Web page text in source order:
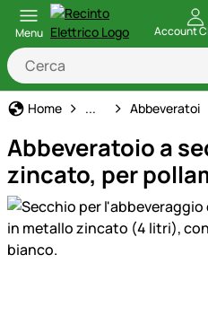
Menu Account
Home Abbeveratoi per
... Abbeveratoi
Abbeveratoio a
zincato, per
Galleria prodotti